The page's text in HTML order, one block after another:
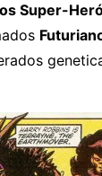
Super-